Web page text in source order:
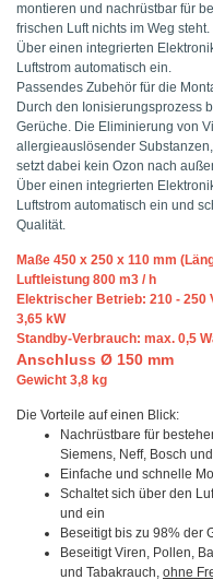
montieren und nachrüstbar für
frischen Luft nichts im Weg steht.
Über einen integrierten
Luftstrom automatisch ein.
Passendes Zubehör für die
Durch den Ionisierungsprozess
Gerüche. Die Eliminierung von
allergieauslösender
setzt dabei kein Ozon nach
Über einen integrierten
Luftstrom automatisch ein und
Qualität.
Maße 450 x 250 x 110 mm
Luftleistung 800 m3 / h
Elektrischer Betrieb: 210 -
3,65 kW
Standby-Verbrauch: max. 0,5
Anschluss Ø 150 mm
Gewicht 3,8 kg
Die Vorteile auf einen Blick:
Nachrüstbare für
Siemens, Neff, Bosch
Einfache und schnelle
Schaltet sich über den
und ein
Beseitigt bis zu 98% der
Beseitigt Viren, Pollen,
und Tabakrauch, ohne